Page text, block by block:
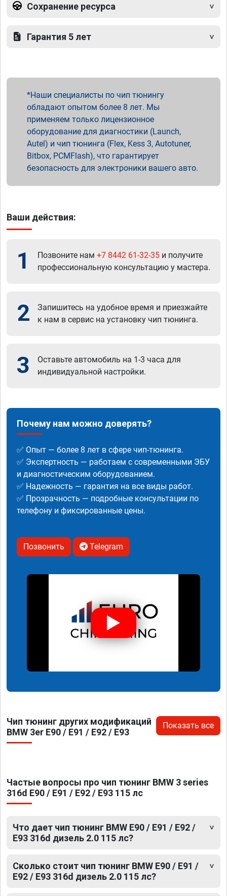
Сохранение ресурса
Гарантия 5 лет
Наши специалисты по чип тюнингу
обладают опытом более 8 лет. Мы
применяем только лицензионное
оборудование для диагностики (Launch,
Autel) и чип тюнинга (Flex, Kess 3, Autotuner,
Bitbox, PCMFlash), что гарантирует
безопасность для электроники вашего авто.
Ваши действия:
1 Позвоните нам +7 8442 61-32-35 и получите
профессиональную консультацию у мастера.
2
Запишитесь на удобное время и приезжайте
к нам в сервис на установку чип тюнинга.
3
Оставьте автомобиль на 1-3 часа для
индивидуальной настройки.
Почему нам можно доверять?
✅ Опыт — более 8 лет в сфере чип-тюнинга.
✅ Экспертность — работаем с современными ЭБУ
и диагностическим оборудованием.
✅ Надежность — гарантия на все виды работ.
✅ Прозрачность — подробные консультации по
телефону и фиксированные цены.
Позвонить Telegram
Чип тюнинг других модификаций
BMW 3er E90 / E91 / E92 / E93
Показать все
Частые вопросы про чип тюнинг BMW 3 series
316d E90 / E91 / E92 / E93 115 лс
Что дает чип тюнинг BMW E90 / E91 / E92 /
E93 316d дизель 2.0 115 лс?
Сколько стоит чип тюнинг BMW E90 / E91 /
E92 / E93 316d дизель 2.0 115 лс?